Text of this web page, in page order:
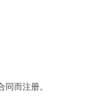
而注册。